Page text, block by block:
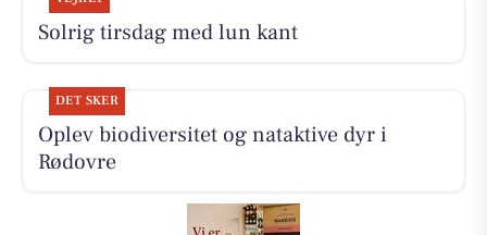
Solrig tirsdag med lun kant
DET SKER
Oplev biodiversitet og nataktive dyr i
Rødovre